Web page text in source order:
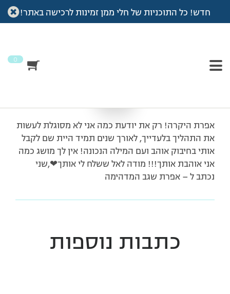
חדש! כל התוכניות של חלי ממן זמינות לרכישה באתר!
0
עמוד הבית >מכתבי תודה > תודה לאפרתוש
אפרת היקרה! רק את יודעת כמה אני לא מסוגלת לעשות
את התהליך בלעדייך, לאורך שנים תמיד היית שם לקבל
אותי בחיבוק אוהב ועם המילה הנכונה! אין לך מושג כמה
אני אוהבת אותך!!! מודה לאל ששלח לי אותך❤,שני
נכתב ל – אפרת שגב המדהימה
כתבות נוספות